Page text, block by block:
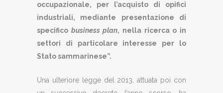
occupazionale, per l’acquisto di opifici
industriali, mediante presentazione di
specifico business plan, nella ricerca o in
settori di particolare interesse per lo
Stato sammarinese”.
Una ulteriore legge del 2013, attuata poi con